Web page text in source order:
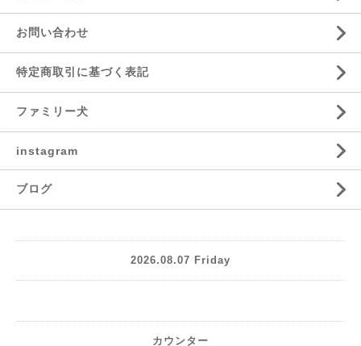
お問い合わせ
特定商取引に基づく表記
ファミリー犬
instagram
ブログ
2026.08.07 Friday
カウンター